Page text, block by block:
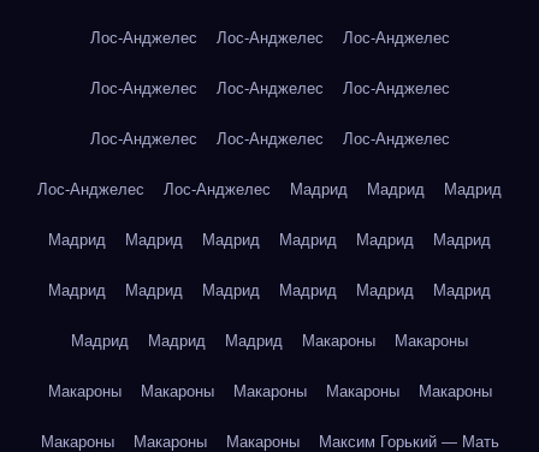
Лос-Анджелес Лос-Анджелес Лос-Анджелес
Лос-Анджелес Лос-Анджелес Лос-Анджелес
Лос-Анджелес Лос-Анджелес Лос-Анджелес
Лос-Анджелес Лос-Анджелес Мадрид Мадрид Мадрид
Мадрид Мадрид Мадрид Мадрид Мадрид Мадрид
Мадрид Мадрид Мадрид Мадрид Мадрид Мадрид
Мадрид Мадрид Мадрид Макароны Макароны
Макароны Макароны Макароны Макароны Макароны
Макароны Макароны Макароны Максим Горький — Мать